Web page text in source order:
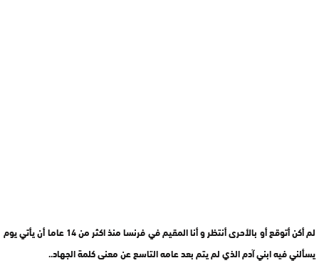
لم أكن أتوقع أو بالأحرى أنتظر و أنا المقيم في فرنسا منذ اكثر من 14 عاما أن يأتي يوم
يسألني فيه ابني آدم الذي لم يتم بعد عامه التاسع عن معنى كلمة الجهاد..